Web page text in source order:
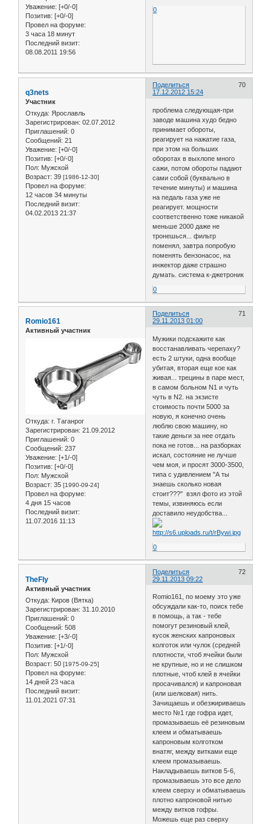
Уважение: [+0/-0]
Позитив: [+0/-0]
Провел на форуме:
3 часа 18 минут
Последний визит:
08.08.2011 19:56
0
Поделиться
70
17.12.2012 15:24
q3nets
Участник
Откуда: Ярославль
Зарегистрирован: 02.07.2012
Приглашений: 0
Сообщений: 21
Уважение: [+0/-0]
Позитив: [+0/-0]
Пол: Мужской
Возраст: 39 [1986-12-30]
Провел на форуме:
12 часов 34 минуты
Последний визит:
04.02.2013 21:37
проблема следующая-при
заводе машина худо бедно
принимает обороты,
реагирует на нажатие газа,
при этом на больших
оборотах в выхлопе много
сажи, потом обороты падают
сами собой (буквально в
течение минуты) и машина
на педаль газа уже не
реагирует. мощности
соответственно тоже никакой
меньше 2000 даже не
тронешься... фильтр
поменял, завтра попробую
поменять бензонасос, на
инжектор даже страшно
думать. система к-джетроник
0
Поделиться
71
29.11.2013 01:00
Romio161
Активный участник
Откуда: г. Таганрог
Зарегистрирован: 21.09.2012
Приглашений: 0
Сообщений: 237
Уважение: [+1/-0]
Позитив: [+0/-0]
Пол: Мужской
Возраст: 35 [1990-09-24]
Провел на форуме:
4 дня 15 часов
Последний визит:
11.07.2016 11:13
Мужики подскажите как
восстанавливать черепаху?
есть 2 штуки, одна вообще
убитая, вторая еще кое как
живая... трецины в паре мест,
в самом больном N1 и чуть
чуть в N2. на экзисте
стоимость почти 5000 за
новую, я конечно очень
люблю свою машину, но
такие деньги за нее отдать
пока не готов... на разборках
искал, состояние не лучше
чем моя, и просят 3000-3500,
типа с удивлением "А ты
знаешь сколько новая
стоит???" взял фото из этой
темы, извиняюсь если
доставило неудобства...
0
Поделиться
72
29.11.2013 09:22
TheFly
Активный участник
Откуда: Киров (Вятка)
Зарегистрирован: 31.10.2010
Приглашений: 0
Сообщений: 508
Уважение: [+3/-0]
Позитив: [+1/-0]
Пол: Мужской
Возраст: 50 [1975-09-25]
Провел на форуме:
14 дней 23 часа
Последний визит:
11.01.2021 07:31
Romio161, по моему это уже
обсуждали как-то, поиск тебе
в помощь, а так - тебе
помогут резиновый клей,
кусок женских капроновых
колготок или чулок (средней
плотности, чтоб ячейки были
не крупные, но и не слишком
плотные, чтоб клей в ячейки
просачивался) и капроновая
(или шелковая) нить.
Зачищаешь и обезжириваешь
место №1 где гофра идет,
промазываешь её резиновым
клеем и обматываешь
капроновым колготком
внатяг, между витками еще
клеем промазываешь.
Накладываешь витков 5-6,
промазываешь это все дело
клеем сверху и обматываешь
плотно капроновой нитью
между витков гофры.
Можешь еще раз сверху